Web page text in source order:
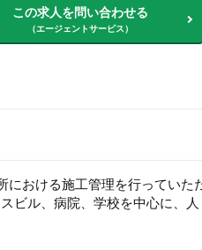
この求人を問い合わせる
（エージェントサービス）
おける施工管理を行っていた
ビル、病院、学校を中心に、